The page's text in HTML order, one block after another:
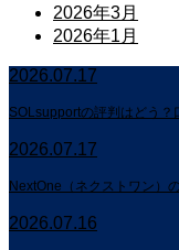
2026年3月
2026年1月
2026.07.17
SOLsupportの評判はどう？
2026.07.17
NextOne（ネクストワン）
2026.07.16